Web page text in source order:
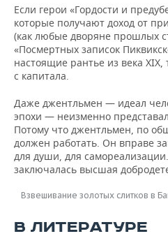
Если герои «Гордости и
которые получают доход от
(как любые дворяне прошлых
«Посмертных записок
настоящие рантье из века
с капитала.
Даже джентльмен — идеал
эпохи — неизменно
Потому что джентльмен, по
должен работать. Он вправе
для души, для
заключалась высшая
Взвешивание золотых слитков в
В ЛИТЕРАТУРЕ